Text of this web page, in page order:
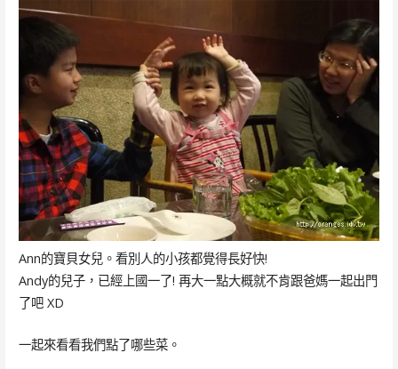
Ann的寶貝女兒。看別人的小孩都覺得長好快!
Andy的兒子，已經上國一了! 再大一點大概就不肯跟爸媽一起出門
了吧 XD
一起來看看我們點了哪些菜。